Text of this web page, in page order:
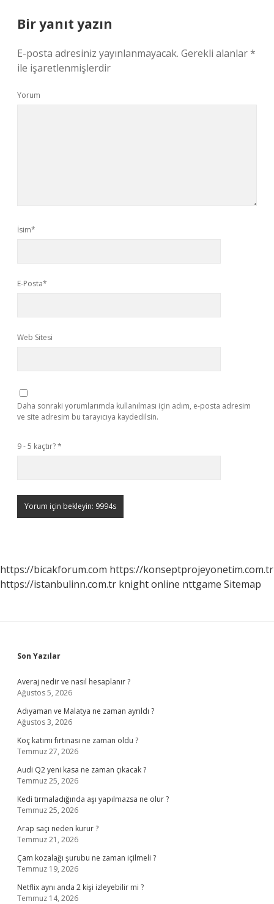
Bir yanıt yazın
E-posta adresiniz yayınlanmayacak. Gerekli alanlar*
ile işaretlenmişlerdir
Yorum
İsim*
E-Posta*
Web Sitesi
Daha sonraki yorumlarımda kullanılması için adım, e-posta adresim
ve site adresim bu tarayıcıya kaydedilsin.
9 - 5 kaçtır?*
https://bicakforum.com https://konseptprojeyonetim.com.tr
https://istanbulinn.com.tr knight online nttgame Sitemap
Sidebar
Son Yazılar
Averaj nedir ve nasıl hesaplanır ?
Ağustos 5, 2026
Adıyaman ve Malatya ne zaman ayrıldı ?
Ağustos 3, 2026
Koç katımı fırtınası ne zaman oldu ?
Temmuz 27, 2026
Audi Q2 yeni kasa ne zaman çıkacak ?
Temmuz 25, 2026
Kedi tırmaladığında aşı yapılmazsa ne olur ?
Temmuz 25, 2026
Arap saçı neden kurur ?
Temmuz 21, 2026
Çam kozalağı şurubu ne zaman içilmeli ?
Temmuz 19, 2026
Netflix aynı anda 2 kişi izleyebilir mi ?
Temmuz 14, 2026